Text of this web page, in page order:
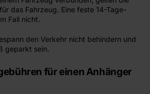
das Fahrzeug. Eine feste 14-Tage-
Fall nicht.
den Verkehr nicht behindern und
geparkt sein.
für einen Anhänger